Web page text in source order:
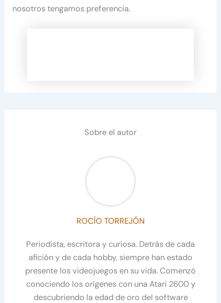
nosotros tengamos preferencia.
Sobre el autor
ROCÍO TORREJÓN
Periodista, escritora y curiosa. Detrás de cada
afición y de cada hobby, siempre han estado
presente los videojuegos en su vida. Comenzó
conociendo los orígenes con una Atari 2600 y
descubriendo la edad de oro del software